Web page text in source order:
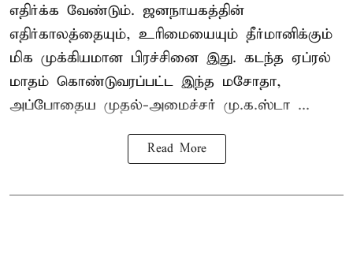
எதிர்க்க வேண்டும். ஜனநாயகத்தின்
எதிர்காலத்தையும், உரிமையையும் தீர்மானிக்கும்
மிக முக்கியமான பிரச்சினை இது. கடந்த ஏப்ரல்
மாதம் கொண்டுவரப்பட்ட இந்த மசோதா,
அப்போதைய முதல்-அமைச்சர் மு.க.ஸ்டா ...
Read More